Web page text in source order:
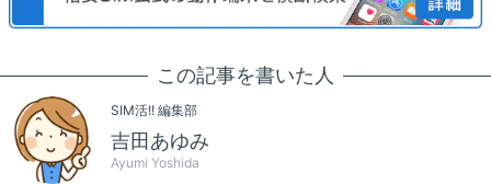
この記事を書いた人
SIM活!! 編集部
吉田あゆみ
Ayumi Yoshida